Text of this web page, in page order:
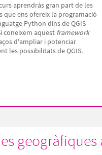
aprendràs gran part de les
que ens ofereix la programació
Python dins de QGIS
coneixem aquest framework
d'ampliar i potenciar
les possibilitats de QGIS.